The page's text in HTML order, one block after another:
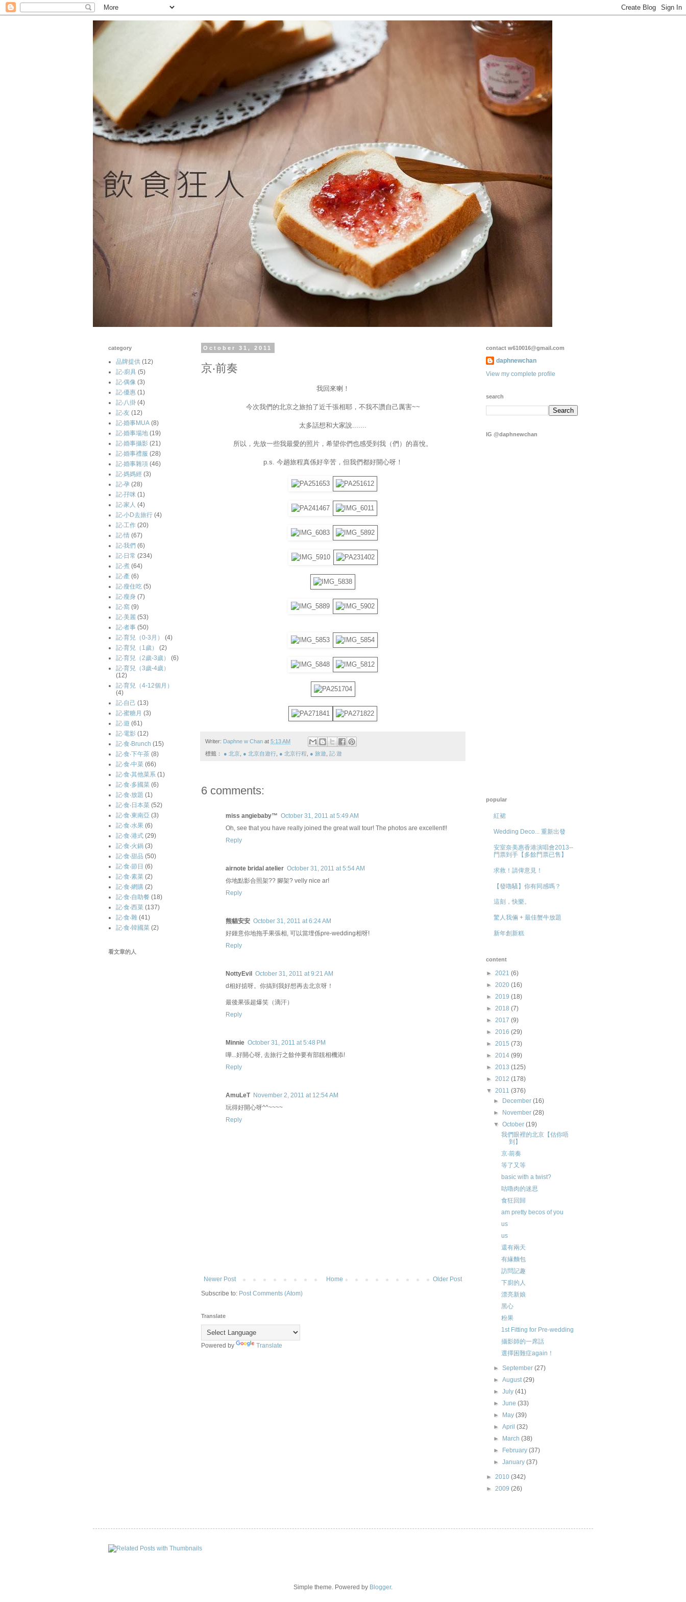
October 31, 2011
京‧前奏
我回來喇！
今次我們的北京之旅拍了近千張相耶，不我不讚自己厲害~~
太多話想和大家說.......
所以，先放一些我最愛的照片，希望你們也感受到我（們）的喜悅。
p.s. 今趟旅程真係好辛苦，但我們都好開心呀！
Writer: Daphne w Chan at 5:13 AM
標籤： ● 北京 ● 北京自遊行 ● 北京行程 ● 旅遊 記‧遊
6 comments:
miss angiebaby™ October 31, 2011 at 5:49 AM
Oh, see that you have really joined the great wall tour! The photos are excellent!!
Reply
airnote bridal atelier October 31, 2011 at 5:54 AM
你地點影合照架?? 腳架? velly nice ar!
Reply
熊貓安安 October 31, 2011 at 6:24 AM
好鍾意你地拖手果張相, 可以當埋係pre-wedding相呀!
Reply
NottyEvil
October 31, 2011 at 9:21 AM
d相好掂呀。你搞到我好想再去北京呀！
最後果張超爆笑（滴汗）
Reply
Minnie October 31, 2011 at 5:48 PM
嘩...好開心呀, 去旅行之餘仲要有部靚相機添!
Reply
AmuLeT November 2, 2011 at 12:54 AM
玩得好開心呀^^~~~~
Reply
Newer Post Older Post
Home
Subscribe to: Post Comments (Atom)
Translate
Powered by Translate
category
品牌提供 (12)
記-廚具 (5)
記‧偶像 (3)
記‧優惠 (1)
記‧八掛 (4)
記‧友 (12)
記‧婚事MUA (8)
記‧婚事場地 (19)
記‧婚事攝影 (21)
記‧婚事禮服 (28)
記‧婚事雜項 (46)
記‧媽媽經 (3)
記‧孕 (28)
記‧孖咪 (1)
記‧家人 (4)
記‧小D去旅行 (4)
記‧工作 (20)
記‧情 (67)
記‧我們 (6)
記‧日常 (234)
記‧煮 (64)
記‧產 (6)
記‧瘦住吃 (5)
記‧瘦身 (7)
記‧窩 (9)
記‧美麗 (53)
記‧者事 (50)
記‧育兒（0-3月）
(4)
記‧育兒（1歲）
(2)
記‧育兒（2歲-3歲）
(6)
記‧育兒（3歲-4歲）
(12)
記‧育兒（4-12個月）
(4)
記‧自己 (13)
記‧蜜糖月 (3)
記‧遊 (61)
記‧電影 (12)
記‧食‧Brunch (15)
記‧食‧下午茶 (8)
記‧食‧中菜 (66)
記‧食‧其他菜系 (1)
記‧食‧多國菜 (6)
記‧食‧放題 (1)
記‧食‧日本菜 (52)
記‧食‧東南亞 (3)
記‧食‧水果 (6)
記‧食‧港式 (29)
記‧食‧火鍋 (3)
記‧食‧甜品 (50)
記‧食‧節日 (6)
記‧食‧素菜 (2)
記‧食‧網購 (2)
記‧食‧自助餐 (18)
記‧食‧西菜 (137)
記‧食‧雜 (41)
記‧食‧韓國菜 (2)
看文章的人
contact w610016@gmail.com
daphnewchan
View my complete profile
search
IG @daphnewchan
popular
紅裙
Wedding Deco... 重新出發
安室奈美惠香港演唱會2013--
門票到手【多餘門票已售】
求救！請俾意見！
【發嚕騷】你有同感嗎？
這刻，快樂。
驚人我倆 + 最佳蟹牛放題
新年創新糕
content
► 2021 (6)
► 2020 (16)
► 2019 (18)
► 2018 (7)
► 2017 (9)
► 2016 (29)
► 2015 (73)
► 2014 (99)
► 2013 (125)
► 2012 (178)
▼ 2011 (376)
►
December(16)
►
November(28)
▼October(19)
我們眼裡的北京【估你唔
到】
京‧前奏
等了又等
basic with a twist?
咕嚕肉的迷思
食狂回歸
am pretty becos of you
us
us
還有兩天
有緣麵包
訪問記趣
下廚的人
漂亮新娘
黑心
粉果
1st Fitting for Pre-wedding
攝影師的一席話
選擇困難症again！
►September(27)
►August(29)
►July(41)
►June(33)
►
May(39)
►April(32)
►
March(38)
►
February(37)
►January(37)
► 2010 (342)
► 2009 (26)
Simple theme. Powered by Blogger.